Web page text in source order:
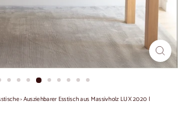
›Ausziehbarer Esstisch aus Massivholz LUX 2020 |